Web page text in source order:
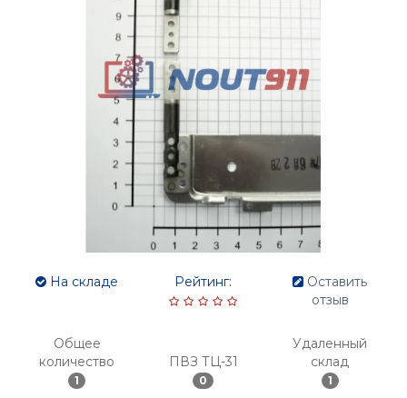
На складе
Общее
количество
1
Рейтинг:
ПВЗ ТЦ-31
0
Оставить
отзыв
Удаленный
склад
1